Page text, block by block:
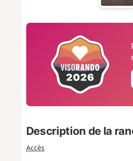
Description de la
Accès